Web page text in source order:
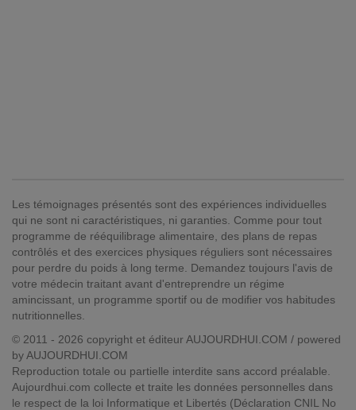
Les témoignages présentés sont des expériences individuelles
qui ne sont ni caractéristiques, ni garanties. Comme pour tout
programme de rééquilibrage alimentaire, des plans de repas
contrôlés et des exercices physiques réguliers sont nécessaires
pour perdre du poids à long terme. Demandez toujours l'avis de
votre médecin traitant avant d'entreprendre un régime
amincissant, un programme sportif ou de modifier vos habitudes
nutritionnelles.
© 2011 - 2026 copyright et éditeur AUJOURDHUI.COM / powered
by AUJOURDHUI.COM
Reproduction totale ou partielle interdite sans accord préalable.
Aujourdhui.com collecte et traite les données personnelles dans
le respect de la loi Informatique et Libertés (Déclaration CNIL No